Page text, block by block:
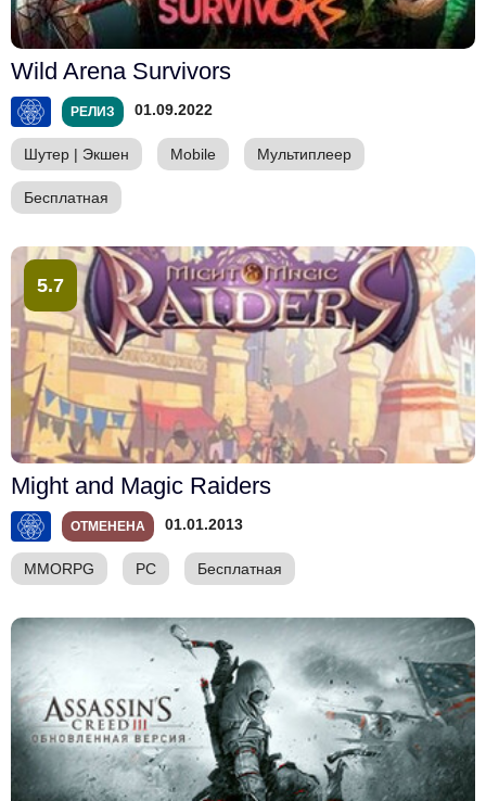
Wild Arena Survivors
РЕЛИЗ 01.09.2022
Шутер | Экшен Mobile Мультиплеер
Бесплатная
5.7
Might and Magic Raiders
ОТМЕНЕНА 01.01.2013
MMORPG PC Бесплатная